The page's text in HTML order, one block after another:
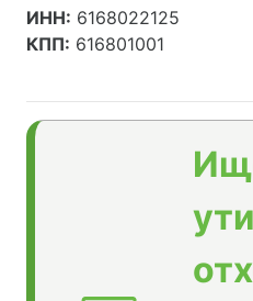
ИНН: 6168022125
КПП: 616801001